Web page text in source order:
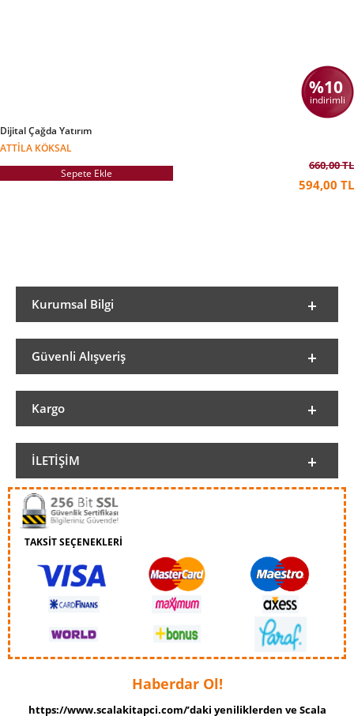
%10
indirimli
Dijital Çağda Yatırım
ATTILA KÖKSAL
Sepete Ekle
660,00 TL
594,00 TL
Kurumsal Bilgi
Güvenli Alışveriş
Kargo
İLETIŞIM
TAKSİT SEÇENEKLERİ
Haberdar Ol!
https://www.scalakitapci.com/’daki yeniliklerden ve Scala